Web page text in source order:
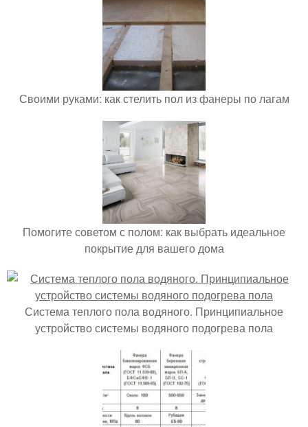
Своими руками: как стелить пол из фанеры по лагам
Помогите советом с полом: как выбрать идеальное
покрытие для вашего дома
Система теплого пола водяного. Принципиальное
устройство системы водяного подогрева пола